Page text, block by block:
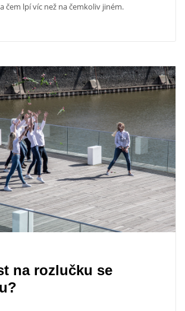
čem lpí víc než na čemkoliv jiném.
na rozlučku se